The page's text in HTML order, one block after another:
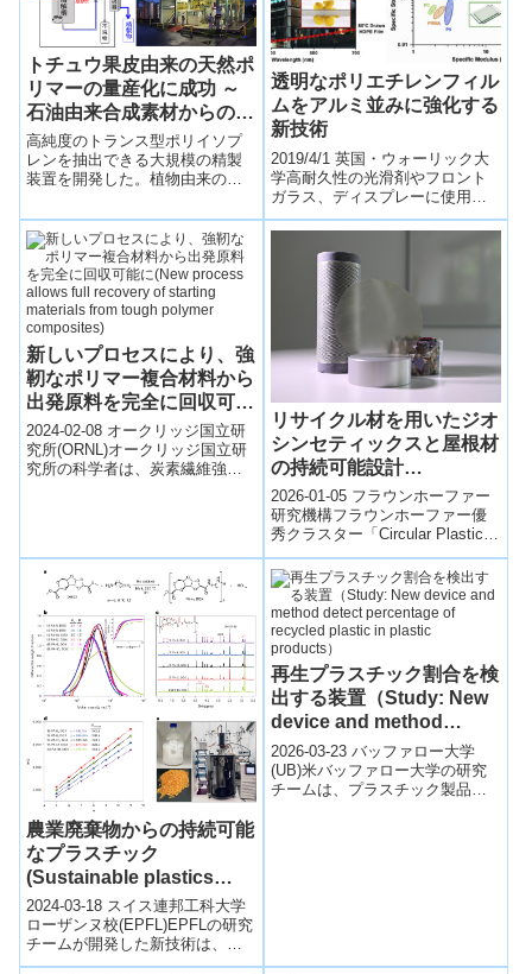
トチュウ果皮由来の天然ポ
リマーの量産化に成功 ～
石油由来合成素材からの脱
却に向けて～
高純度のトランス型ポリイソプ
レンを抽出できる大規模の精製
装置を開発した。植物由来の持
価値品への応用を足がかりに新
規産業への展開を目指す。
透明なポリエチレンフィル
ムをアルミ並みに強化する
新技術
2019/4/1 英国・ウォーリック大
学高耐久性の光滑剤やフロント
ガラス、ディスプレーに使用で
きる透明なポリエチレンフィル
ムをアルミ並みに強化する新技
術 (Ne...
新しいプロセスにより、強
靭なポリマー複合材料から
出発原料を完全に回収可能
に(New process allows
full recovery of starting
materials from tough
2024-02-08 オークリッジ国立研
究所(ORNL)オークリッジ国立研
究所の科学者は、炭素繊維強化
リサイクル材を用いたジオ
シンセティックスと屋根材
の持続可能設計
（Sustainable Design of
Geosynthetics and Roof
Underlayments Made
from Recyclates）
2026-01-05 フラウンホーファー
研究機構フラウンホーファー優
秀クラスター「Circular Plastics
Economy (CCPE)」の研究チー
ム...
農業廃棄物からの持続可能
なプラスチック
(Sustainable plastics
from agricultural waste)
2024-03-18 スイス連邦工科大学
ローザンヌ校(EPFL)EPFLの研究
チームが開発した新技術は、農
業廃棄物由来の糖を利用して高
再生プラスチック割合を検
出する装置（Study: New
device and method
detect percentage of
recycled plastic in plastic
products）
2026-03-23 バッファロー大学
(UB)米バッファロー大学の研究
チームは、プラスチック製品中